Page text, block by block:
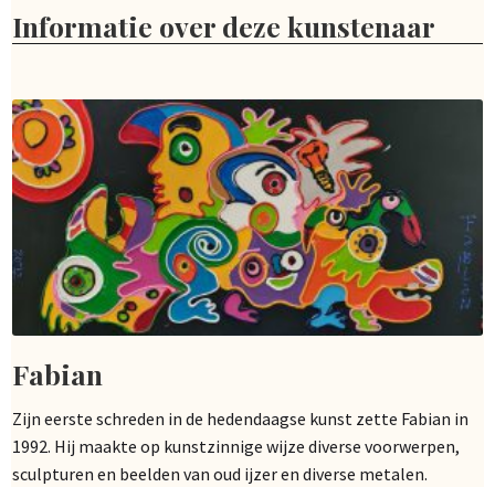
Informatie over deze kunstenaar
Fabian
Zijn eerste schreden in de hedendaagse kunst zette Fabian in
1992. Hij maakte op kunstzinnige wijze diverse voorwerpen,
sculpturen en beelden van oud ijzer en diverse metalen.